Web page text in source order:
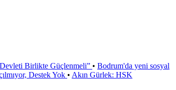
Birlikte Güçlenmeli” • Bodrum'da yeni sosyal
Destek Yok • Akın Gürlek: HSK